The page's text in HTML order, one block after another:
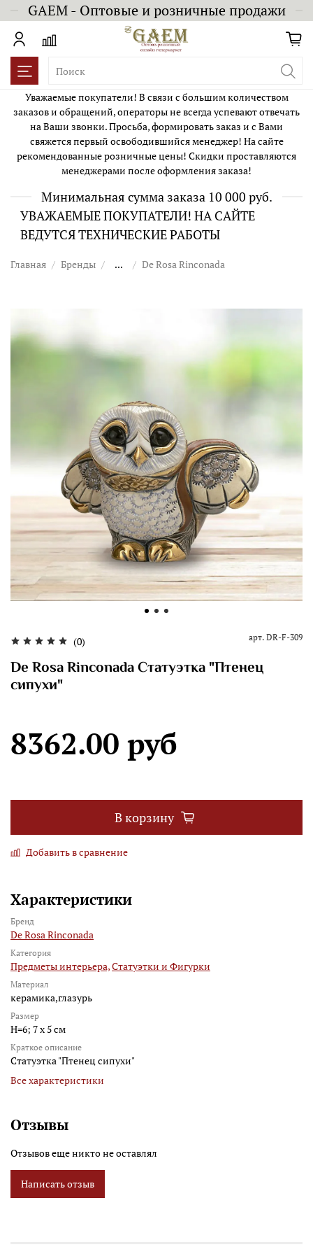
GAEM - Оптовые и розничные продажи
Уважаемые покупатели! В связи с большим количеством
заказов и обращений, операторы не всегда успевают отвечать
на Ваши звонки. Просьба, формировать заказ и с Вами
свяжется первый освободившийся менеджер! На сайте
рекомендованные розничные цены! Скидки проставляются
менеджерами после оформления заказа!
Минимальная сумма заказа 10 000 руб.
УВАЖАЕМЫЕ ПОКУПАТЕЛИ! НА САЙТЕ
ВЕДУТСЯ ТЕХНИЧЕСКИЕ РАБОТЫ
Главная Бренды ... De Rosa Rinconada
(0) арт. DR-F-309
De Rosa Rinconada Статуэтка "Птенец
сипухи"
8362.00 руб
В корзину
Добавить в сравнение
Характеристики
Бренд
De Rosa Rinconada
Категория
Предметы интерьера,Статуэтки и Фигурки
Материал
керамика,глазурь
Размер
H=6; 7 х 5 см
Краткое описание
Статуэтка "Птенец сипухи"
Все характеристики
Отзывы
Отзывов еще никто не оставлял
Написать отзыв